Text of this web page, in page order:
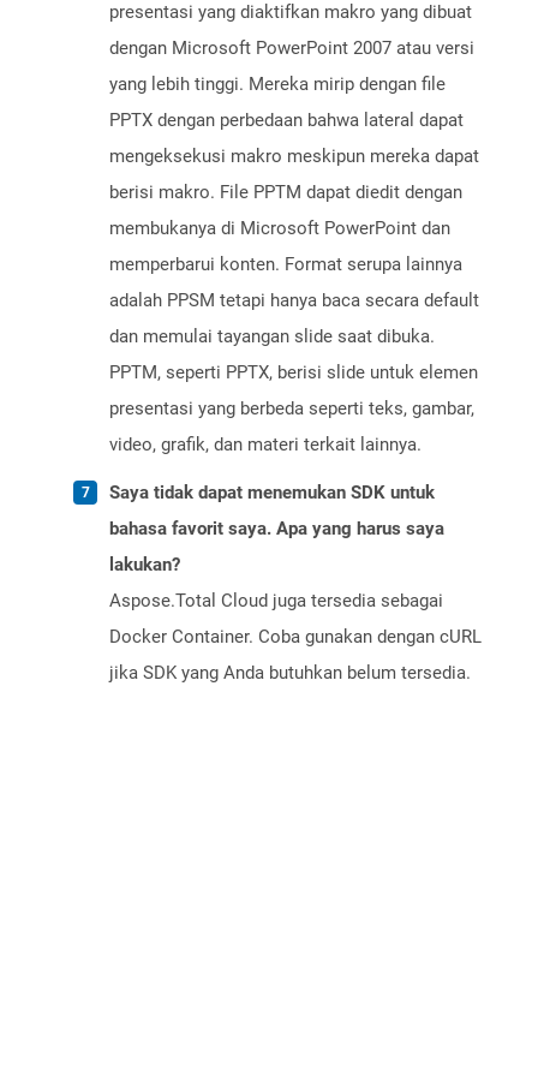
presentasi yang diaktifkan makro yang dibuat
dengan Microsoft PowerPoint 2007 atau versi
yang lebih tinggi. Mereka mirip dengan file
PPTX dengan perbedaan bahwa lateral dapat
mengeksekusi makro meskipun mereka dapat
berisi makro. File PPTM dapat diedit dengan
membukanya di Microsoft PowerPoint dan
memperbarui konten. Format serupa lainnya
adalah PPSM tetapi hanya baca secara default
dan memulai tayangan slide saat dibuka.
PPTM, seperti PPTX, berisi slide untuk elemen
presentasi yang berbeda seperti teks, gambar,
video, grafik, dan materi terkait lainnya.
Saya tidak dapat menemukan SDK untuk
bahasa favorit saya. Apa yang harus saya
lakukan?
Aspose.Total Cloud juga tersedia sebagai
Docker Container. Coba gunakan dengan cURL
jika SDK yang Anda butuhkan belum tersedia.